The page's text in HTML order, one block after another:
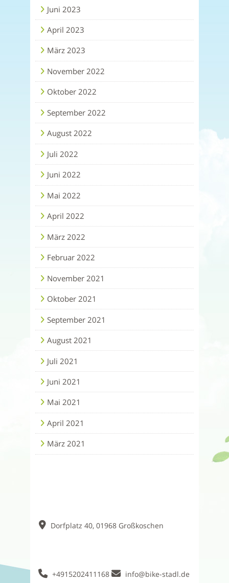
Juni 2023
April 2023
März 2023
November 2022
Oktober 2022
September 2022
August 2022
Juli 2022
Juni 2022
Mai 2022
April 2022
März 2022
Februar 2022
November 2021
Oktober 2021
September 2021
August 2021
Juli 2021
Juni 2021
Mai 2021
April 2021
März 2021
Dorfplatz 40, 01968 Großkoschen
+4915202411168 info@bike-stadl.de